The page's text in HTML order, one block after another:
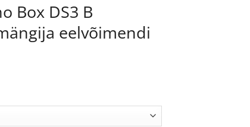
Box DS3 B
eelvõimendi